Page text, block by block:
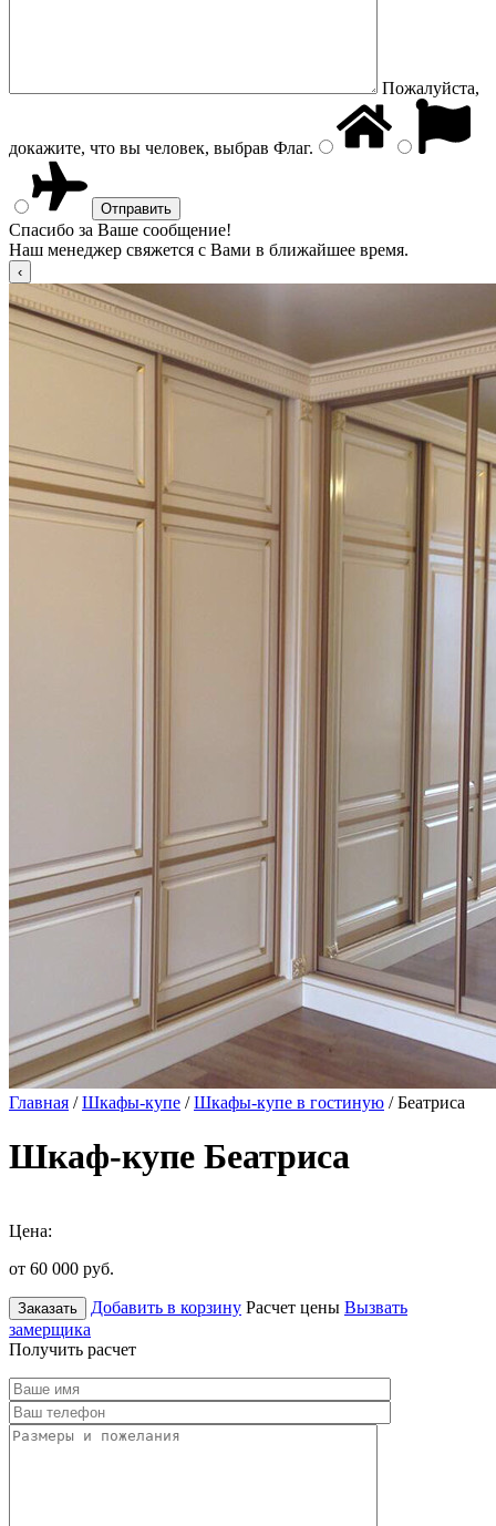
Пожалуйста,
докажите, что вы человек, выбрав Флаг.
Спасибо за Ваше сообщение!
Наш менеджер свяжется с Вами в ближайшее время.
Главная /Шкафы-купе /Шкафы-купе в гостиную / Беатриса
Шкаф-купе Беатриса
Цена:
от 60 000 руб.
Заказать Добавить в корзину Расчет цены Вызвать
замерщика
Получить расчет